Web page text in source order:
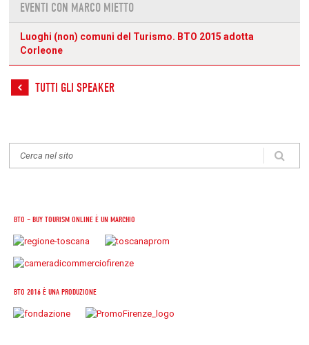
EVENTI CON MARCO MIETTO
Luoghi (non) comuni del Turismo. BTO 2015 adotta
Corleone
TUTTI GLI SPEAKER
BTO – BUY TOURISM ONLINE È UN MARCHIO
BTO 2016 È UNA PRODUZIONE